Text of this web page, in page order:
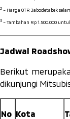
2 – Harga OTR Jabodetabek
3 – Tambahan Rp 1.500.000
Jadwal
Berikut
dikunjungi
No Kota